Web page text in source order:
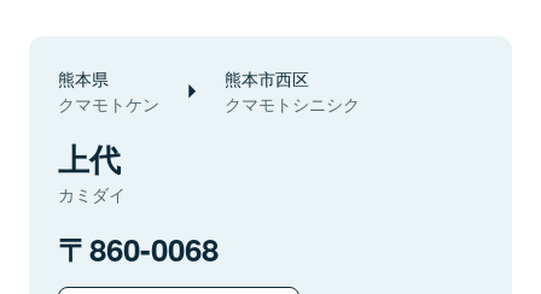
熊本県
クマモトケン
熊本市西区
クマモトシニシク
上代
カミダイ
860-0068